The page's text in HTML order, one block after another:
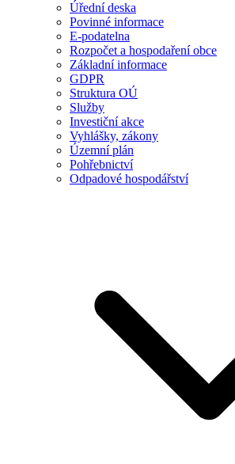
Úřední deska
Povinné informace
E-podatelna
Rozpočet a hospodaření obce
Základní informace
GDPR
Struktura OÚ
Služby
Investiční akce
Vyhlášky, zákony
Územní plán
Pohřebnictví
Odpadové hospodářství